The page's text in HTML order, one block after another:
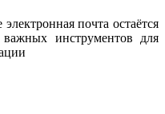
почта остаётся
инструментов для